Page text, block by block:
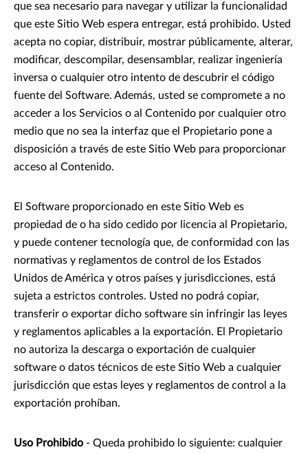
que sea necesario para navegar y utilizar la funcionalidad
que este Sitio Web espera entregar, está prohibido. Usted
acepta no copiar, distribuir, mostrar públicamente, alterar,
modificar, descompilar, desensamblar, realizar ingeniería
inversa o cualquier otro intento de descubrir el código
fuente del Software. Además, usted se compromete a no
acceder a los Servicios o al Contenido por cualquier otro
medio que no sea la interfaz que el Propietario pone a
disposición a través de este Sitio Web para proporcionar
acceso al Contenido.
El Software proporcionado en este Sitio Web es
propiedad de o ha sido cedido por licencia al Propietario,
y puede contener tecnología que, de conformidad con las
normativas y reglamentos de control de los Estados
Unidos de América y otros países y jurisdicciones, está
sujeta a estrictos controles. Usted no podrá copiar,
transferir o exportar dicho software sin infringir las leyes
y reglamentos aplicables a la exportación. El Propietario
no autoriza la descarga o exportación de cualquier
software o datos técnicos de este Sitio Web a cualquier
jurisdicción que estas leyes y reglamentos de control a la
exportación prohíban.
Uso Prohibido - Queda prohibido lo siguiente: cualquier